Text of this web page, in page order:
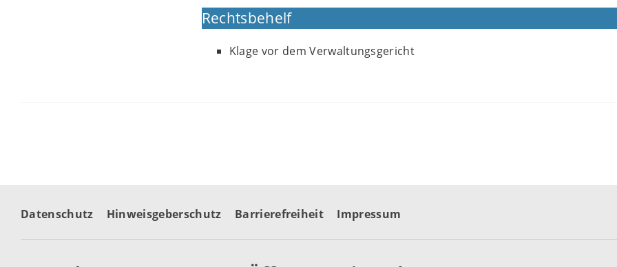
Rechtsbehelf
Klage vor dem Verwaltungsgericht
Datenschutz Hinweisgeberschutz Barrierefreiheit Impressum